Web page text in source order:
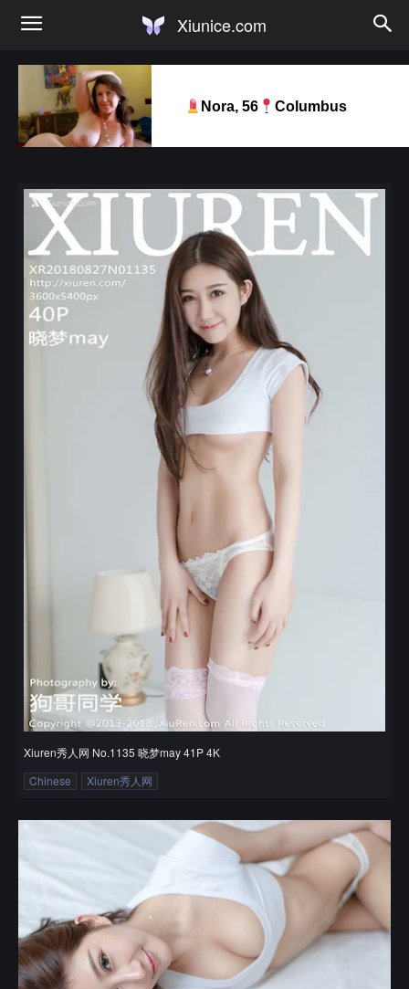
Xiunice.com
Nora, 56 Columbus
Xiuren秀人网 No.1135 晓梦may 41P 4K
Chinese
Xiuren秀人网